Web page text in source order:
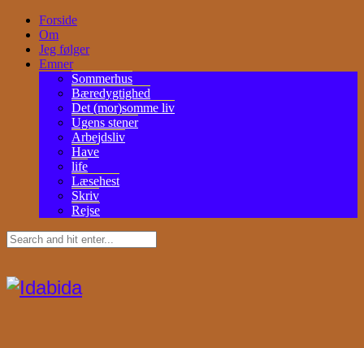
Forside
Om
Jeg følger
Emner
Sommerhus
Bæredygtighed
Det (mor)somme liv
Ugens stener
Arbejdsliv
Have
life
Læsehest
Skriv
Rejse